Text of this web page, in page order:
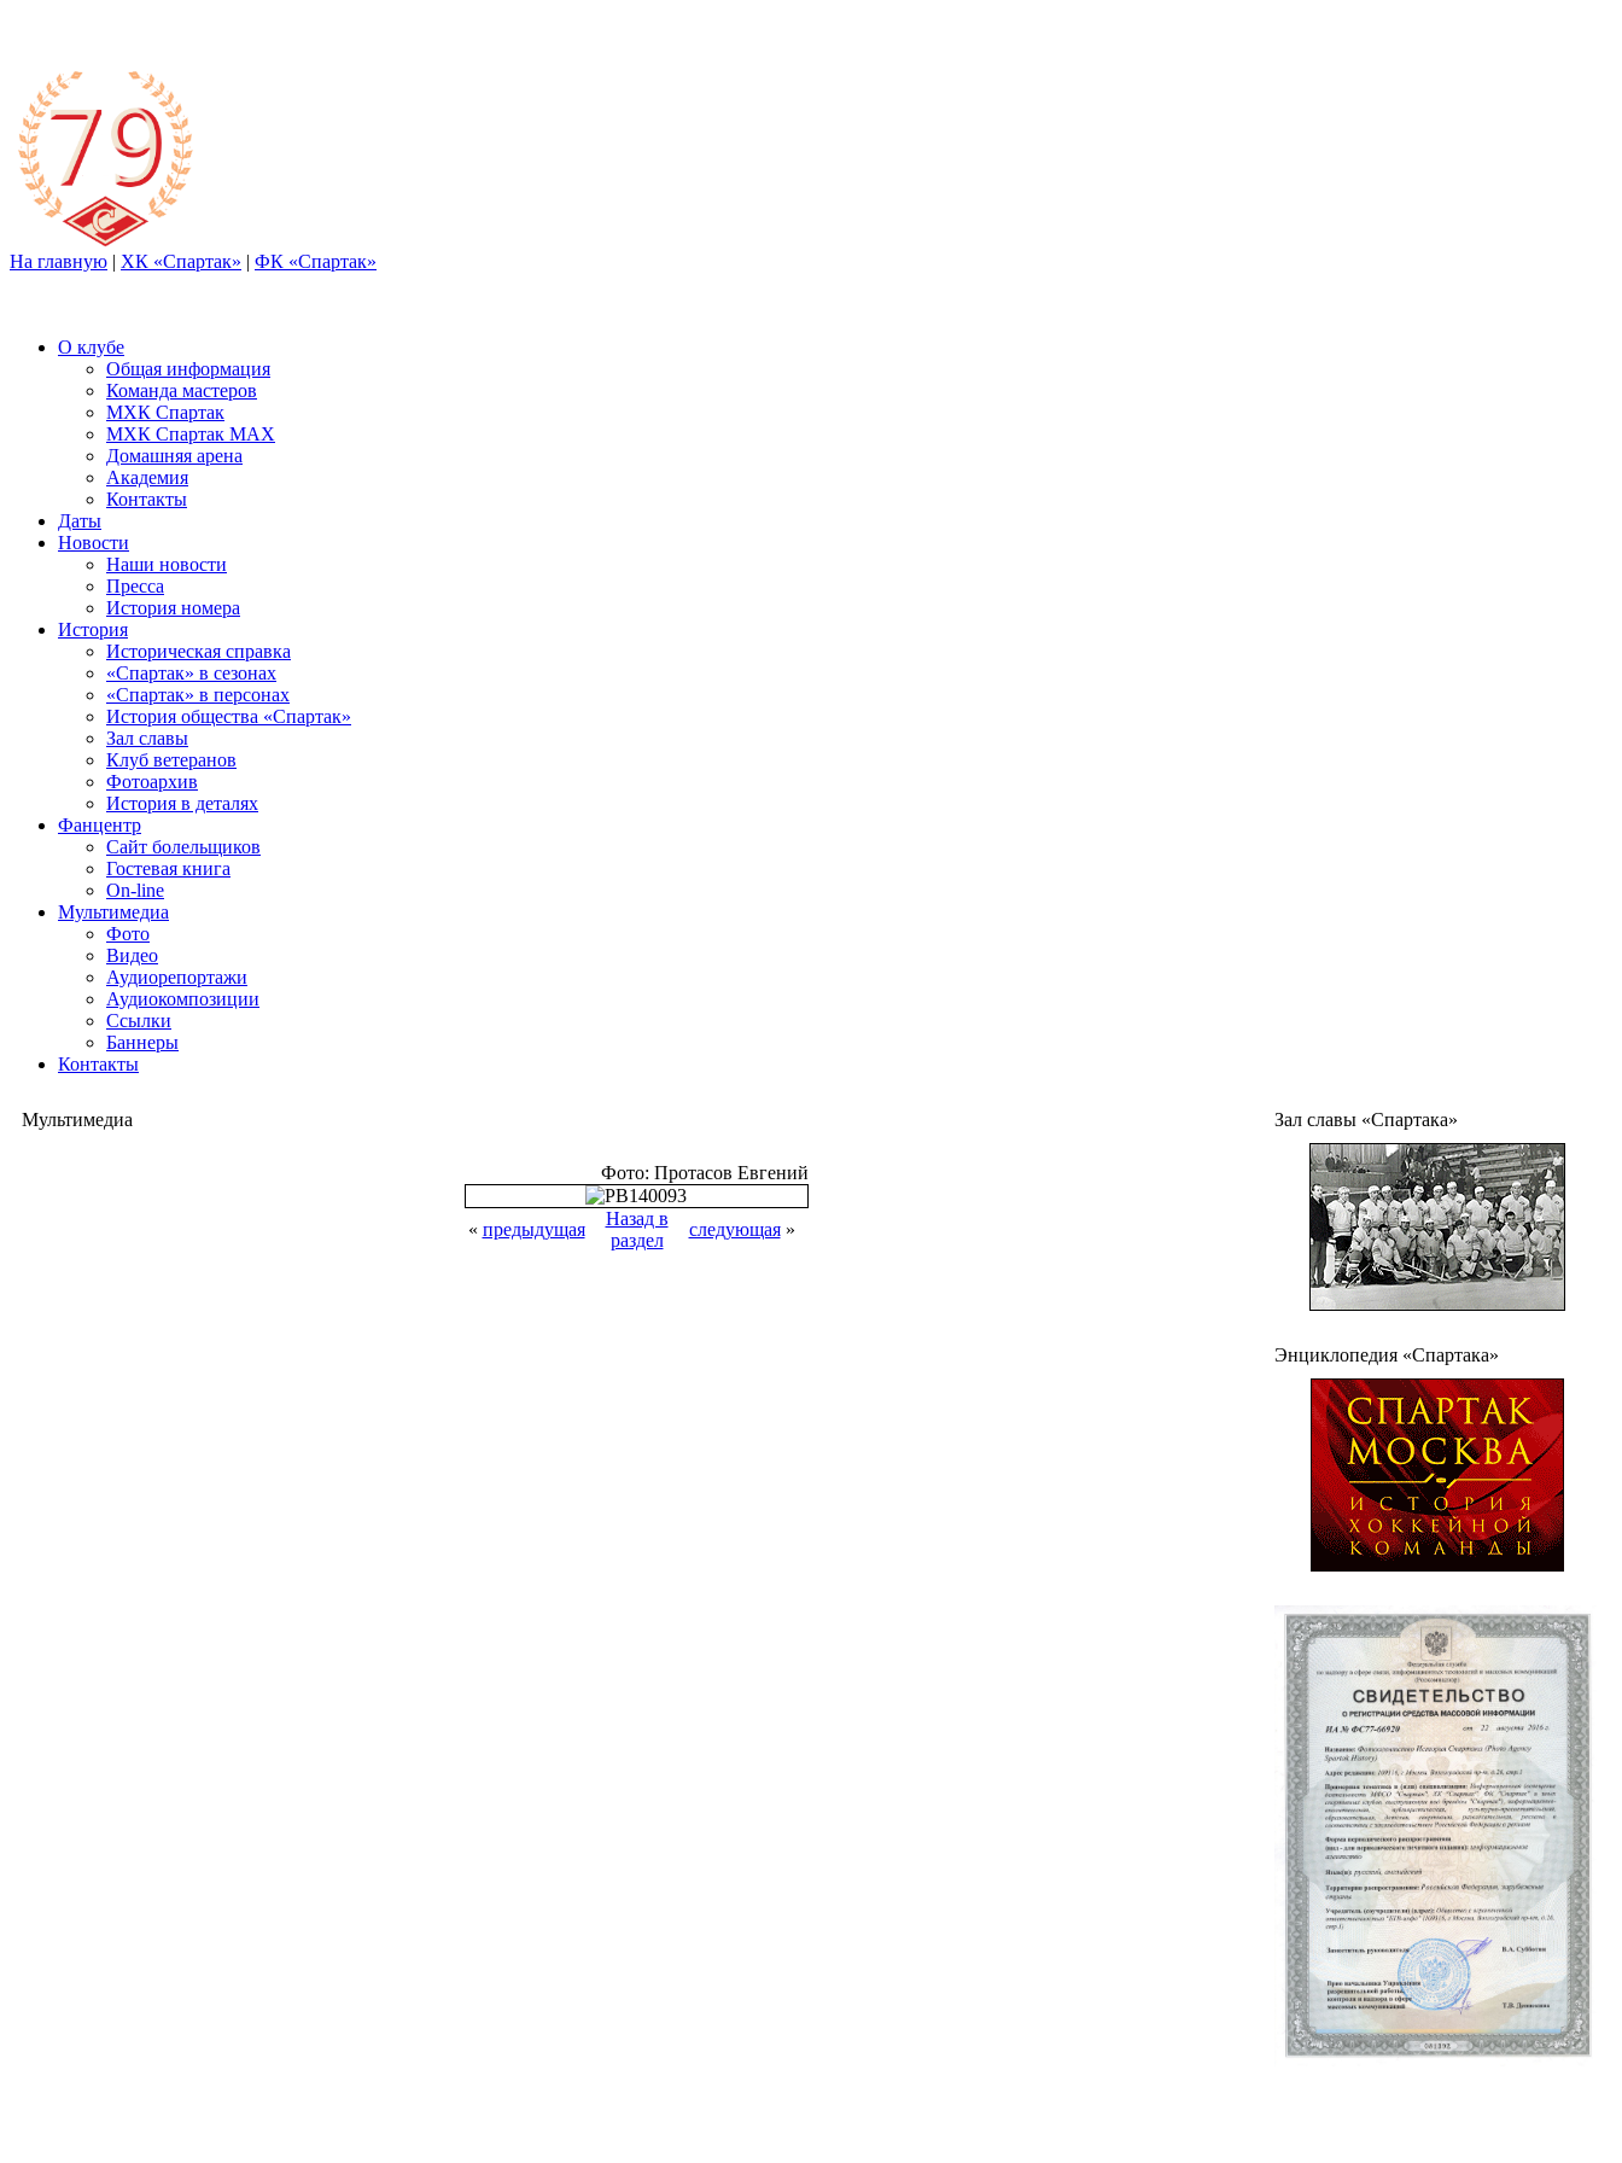
На главную | ХК «Спартак» | ФК «Спартак»
О клубе
Общая информация
Команда мастеров
МХК Спартак
МХК Спартак МАХ
Домашняя арена
Академия
Контакты
Даты
Новости
Наши новости
Пресса
История номера
История
Историческая справка
«Спартак» в сезонах
«Спартак» в персонах
История общества «Спартак»
Зал славы
Клуб ветеранов
Фотоархив
История в деталях
Фанцентр
Сайт болельщиков
Гостевая книга
On-line
Мультимедиа
Фото
Видео
Аудиорепортажи
Аудиокомпозиции
Ссылки
Баннеры
Контакты
Мультимедиа
Фото: Протасов Евгений
« предыдущая
Назад в
раздел
следующая»
Зал славы «Спартака»
Энциклопедия «Спартака»